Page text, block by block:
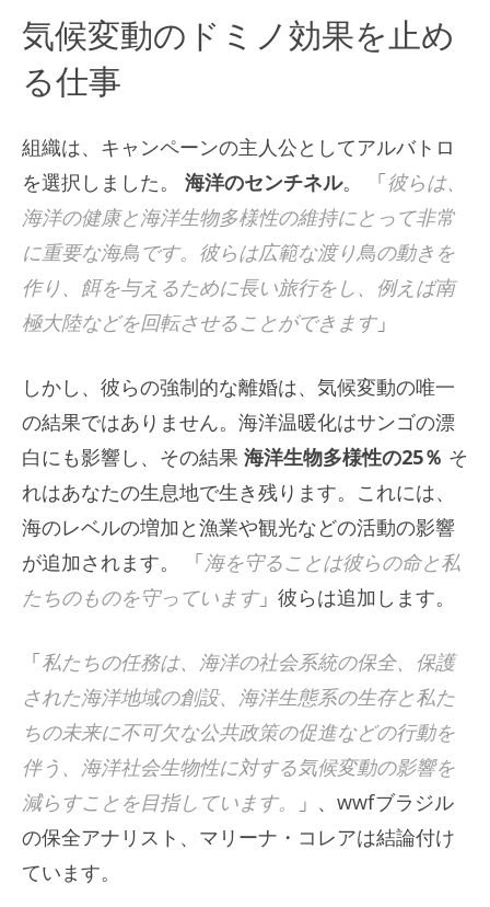
気候変動のドミノ効果を止め
る仕事
組織は、キャンペーンの主人公としてアルバトロ
を選択しました。 海洋のセンチネル。 「彼らは、
海洋の健康と海洋生物多様性の維持にとって非常
に重要な海鳥です。彼らは広範な渡り鳥の動きを
作り、餌を与えるために長い旅行をし、例えば南
極大陸などを回転させることができます」
しかし、彼らの強制的な離婚は、気候変動の唯一
の結果ではありません。海洋温暖化はサンゴの漂
白にも影響し、その結果 海洋生物多様性の25％ そ
れはあなたの生息地で生き残ります。これには、
海のレベルの増加と漁業や観光などの活動の影響
が追加されます。 「海を守ることは彼らの命と私
たちのものを守っています」彼らは追加します。
「私たちの任務は、海洋の社会系統の保全、保護
された海洋地域の創設、海洋生態系の生存と私た
ちの未来に不可欠な公共政策の促進などの行動を
伴う、海洋社会生物性に対する気候変動の影響を
減らすことを目指しています。
」、wwfブラジル
の保全アナリスト、マリーナ・コレアは結論付け
ています。